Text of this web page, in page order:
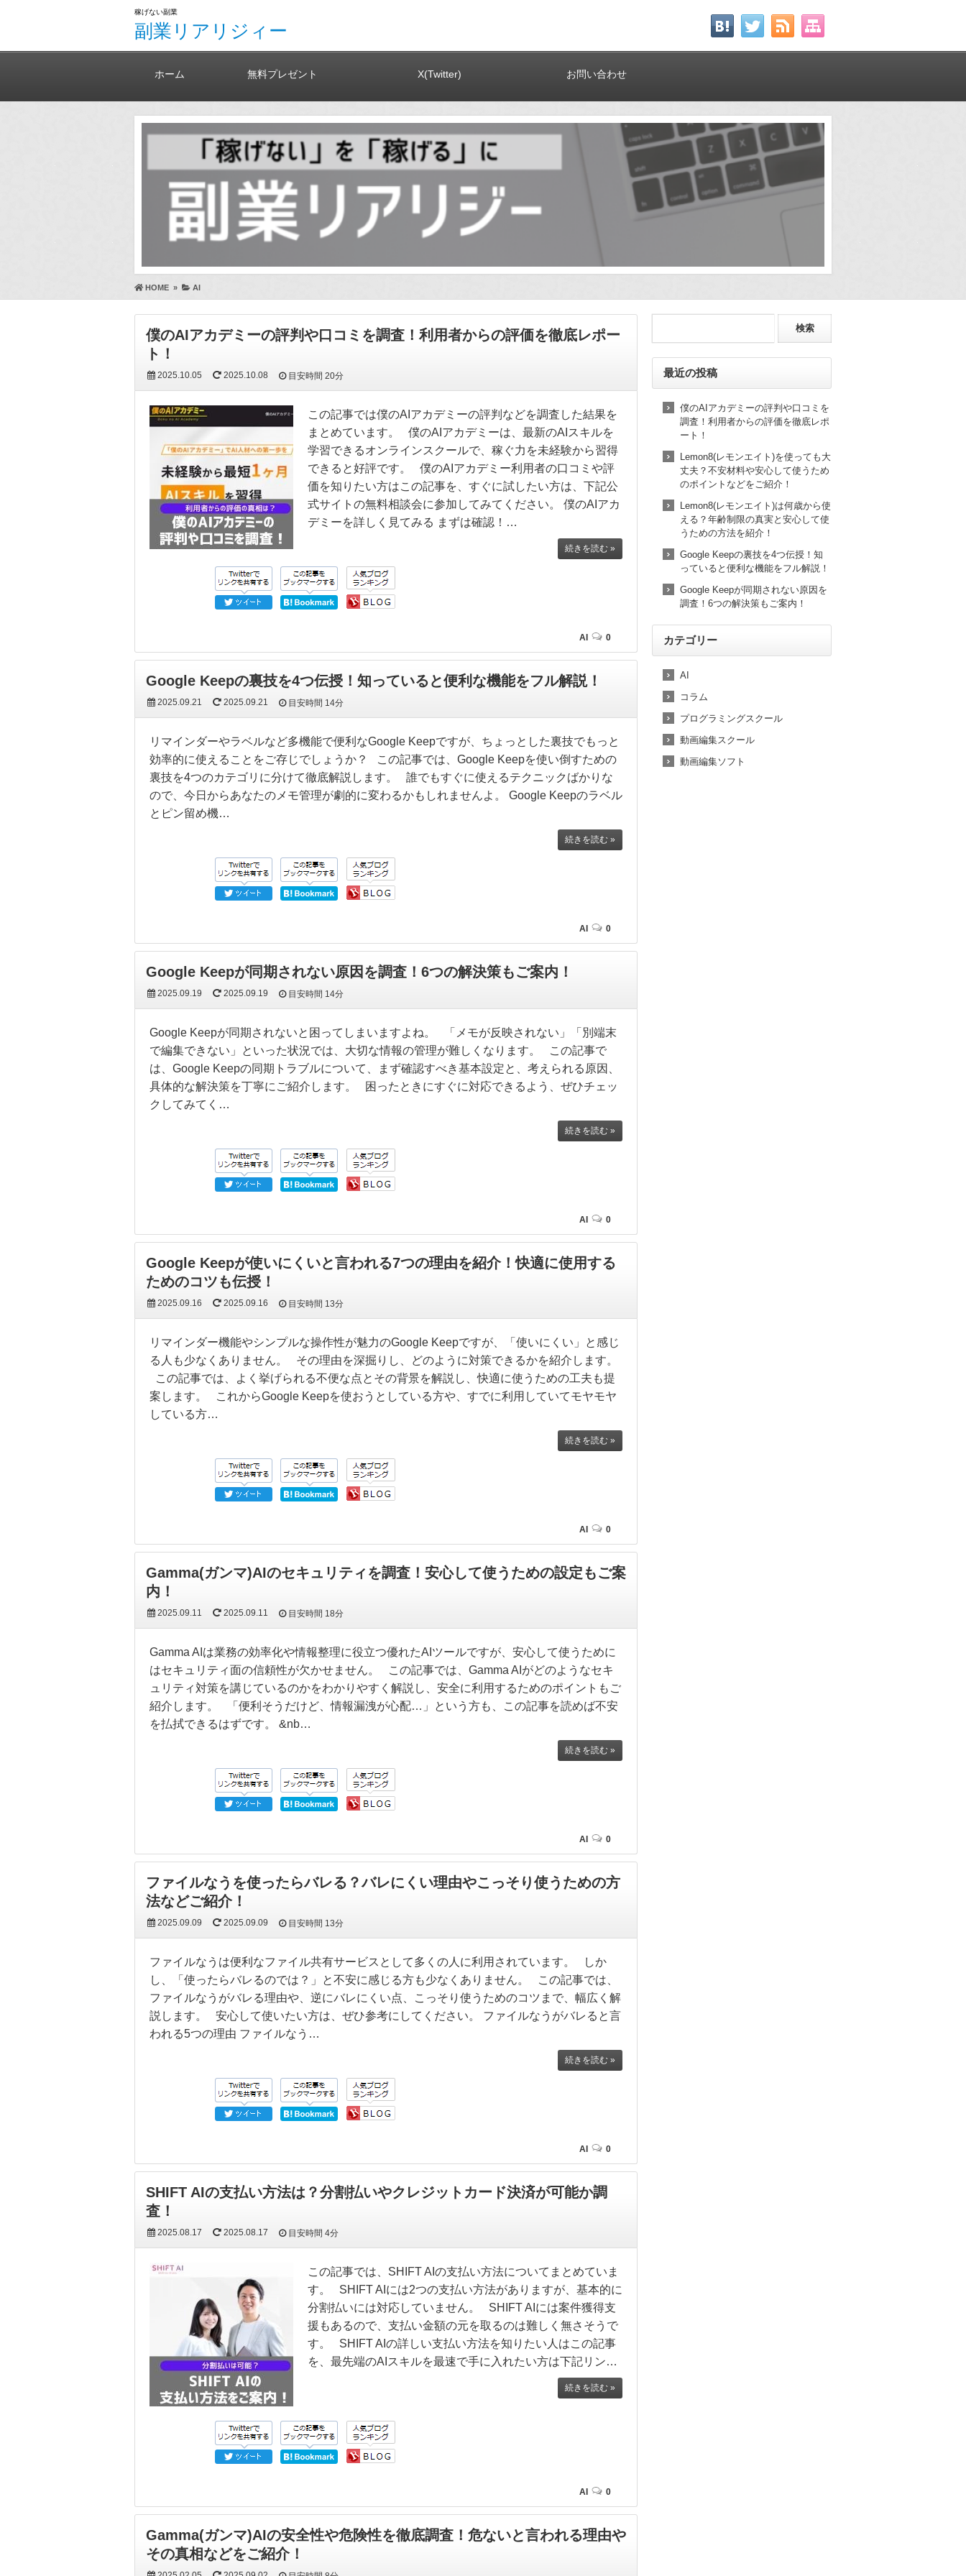
稼げない副業
副業リアリジィー
ホーム 無料プレゼント X(Twitter) お問い合わせ
HOME » AI
僕のAIアカデミーの評判や口コミを調査！利用者からの評価を徹底レポー
ト！
2025.10.05 2025.10.08 目安時間20分
この記事では僕のAIアカデミーの評判などを調査した結果を
まとめています。 僕のAIアカデミーは、最新のAIスキルを
学習できるオンラインスクールで、稼ぐ力を未経験から習得
できると好評です。 僕のAIアカデミー利用者の口コミや評
価を知りたい方はこの記事を、すぐに試したい方は、下記公
式サイトの無料相談会に参加してみてください。 僕のAIアカ
デミーを詳しく見てみる まずは確認！…
続きを読む »
AI 0
Google Keepの裏技を4つ伝授！知っていると便利な機能をフル解説！
2025.09.21 2025.09.21 目安時間 14分
リマインダーやラベルなど多機能で便利なGoogle Keepですが、ちょっとした裏技でもっと
効率的に使えることをご存じでしょうか？ この記事では、Google Keepを使い倒すための
裏技を4つのカテゴリに分けて徹底解説します。 誰でもすぐに使えるテクニックばかりな
ので、今日からあなたのメモ管理が劇的に変わるかもしれませんよ。 Google Keepのラベル
とピン留め機…
続きを読む »
AI 0
Google Keepが同期されない原因を調査！6つの解決策もご案内！
2025.09.19 2025.09.19 目安時間 14分
Google Keepが同期されないと困ってしまいますよね。 「メモが反映されない」「別端末
で編集できない」といった状況では、大切な情報の管理が難しくなります。 この記事で
は、Google Keepの同期トラブルについて、まず確認すべき基本設定と、考えられる原因、
具体的な解決策を丁寧にご紹介します。 困ったときにすぐに対応できるよう、ぜひチェッ
クしてみてく…
続きを読む »
AI 0
Google Keepが使いにくいと言われる7つの理由を紹介！快適に使用する
ためのコツも伝授！
2025.09.16 2025.09.16 目安時間 13分
リマインダー機能やシンプルな操作性が魅力のGoogle Keepですが、「使いにくい」と感じ
る人も少なくありません。 その理由を深掘りし、どのように対策できるかを紹介します。
この記事では、よく挙げられる不便な点とその背景を解説し、快適に使うための工夫も提
案します。 これからGoogle Keepを使おうとしている方や、すでに利用していてモヤモヤ
している方…
続きを読む »
AI 0
Gamma(ガンマ)AIのセキュリティを調査！安心して使うための設定もご案
内！
2025.09.11 2025.09.11 目安時間 18分
Gamma AIは業務の効率化や情報整理に役立つ優れたAIツールですが、安心して使うために
はセキュリティ面の信頼性が欠かせません。 この記事では、Gamma AIがどのようなセキ
ュリティ対策を講じているのかをわかりやすく解説し、安全に利用するためのポイントもご
紹介します。 「便利そうだけど、情報漏洩が心配…」という方も、この記事を読めば不安
を払拭できるはずです。 &nb…
続きを読む »
AI 0
ファイルなうを使ったらバレる？バレにくい理由やこっそり使うための方
法などご紹介！
2025.09.09 2025.09.09 目安時間 13分
ファイルなうは便利なファイル共有サービスとして多くの人に利用されています。 しか
し、「使ったらバレるのでは？」と不安に感じる方も少なくありません。 この記事では、
ファイルなうがバレる理由や、逆にバレにくい点、こっそり使うためのコツまで、幅広く解
説します。 安心して使いたい方は、ぜひ参考にしてください。 ファイルなうがバレると言
われる5つの理由 ファイルなう…
続きを読む »
AI 0
SHIFT AIの支払い方法は？分割払いやクレジットカード決済が可能か調
査！
2025.08.17 2025.08.17 目安時間4分
この記事では、SHIFT AIの支払い方法についてまとめていま
す。 SHIFT AIには2つの支払い方法がありますが、基本的に
分割払いには対応していません。 SHIFT AIには案件獲得支
援もあるので、支払い金額の元を取るのは難しく無さそうで
す。 SHIFT AIの詳しい支払い方法を知りたい人はこの記事
を、最先端のAIスキルを最速で手に入れたい方は下記リン…
続きを読む »
AI 0
Gamma(ガンマ)AIの安全性や危険性を徹底調査！危ないと言われる理由や
その真相などをご紹介！
最近の投稿
僕のAIアカデミーの評判や口コミを
調査！利用者からの評価を徹底レポ
ート！
Lemon8(レモンエイト)を使っても大
丈夫？不安材料や安心して使うため
のポイントなどをご紹介！
Lemon8(レモンエイト)は何歳から使
える？年齢制限の真実と安心して使
うための方法を紹介！
Google Keepの裏技を4つ伝授！知
っていると便利な機能をフル解説！
Google Keepが同期されない原因を
調査！6つの解決策もご案内！
カテゴリー
AI
コラム
プログラミングスクール
動画編集スクール
動画編集ソフト